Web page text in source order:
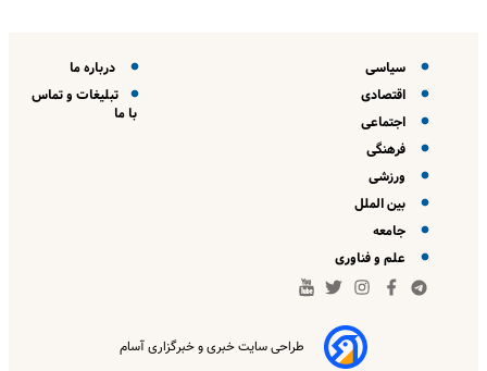
سیاسی
اقتصادی
اجتماعی
فرهنگی
ورزشی
بین الملل
جامعه
علم و فناوری
درباره ما
تبلیغات و تماس
با ما
طراحی سایت خبری و خبرگزاری آسام